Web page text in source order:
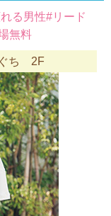
る男性#リード
無料
ぐち 2F